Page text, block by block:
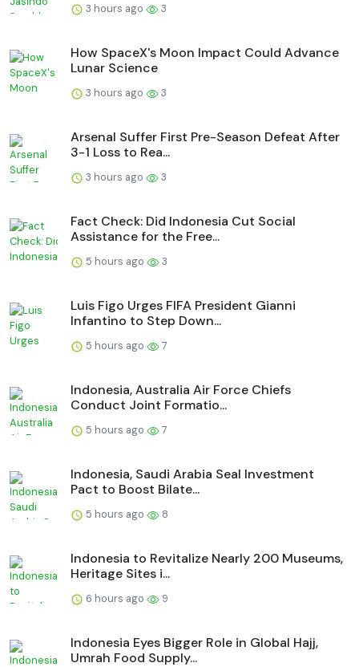
3 hours ago 3
How SpaceX's Moon Impact Could Advance
Lunar Science
3 hours ago 3
Arsenal Suffer First Pre-Season Defeat After
3-1 Loss to Rea...
3 hours ago 3
Fact Check: Did Indonesia Cut Social
Assistance for the Free...
5 hours ago 3
Luis Figo Urges FIFA President Gianni
Infantino to Step Down...
5 hours ago 7
Indonesia, Australia Air Force Chiefs
Conduct Joint Formatio...
5 hours ago 7
Indonesia, Saudi Arabia Seal Investment
Pact to Boost Bilate...
5 hours ago 8
Indonesia to Revitalize Nearly 200 Museums,
Heritage Sites i...
6 hours ago 9
Indonesia Eyes Bigger Role in Global Hajj,
Umrah Food Supply...